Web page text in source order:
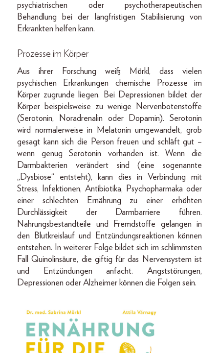
psychiatrischen oder psychotherapeutischen
Behandlung bei der langfristigen Stabilisierung von
Erkrankten helfen kann.
Prozesse im Körper
Aus ihrer Forschung weiß Mörkl, dass vielen
psychischen Erkrankungen chemische Prozesse im
Körper zugrunde liegen. Bei Depressionen bildet der
Körper beispielsweise zu wenige Nervenbotenstoffe
(Serotonin, Noradrenalin oder Dopamin). Serotonin
wird normalerweise in Melatonin umgewandelt, grob
gesagt kann sich die Person freuen und schläft gut –
wenn genug Serotonin vorhanden ist. Wenn die
Darmbakterien verändert sind (eine sogenannte
„Dysbiose“ entsteht), kann dies in Verbindung mit
Stress, Infektionen, Antibiotika, Psychopharmaka oder
einer schlechten Ernährung zu einer erhöhten
Durchlässigkeit der Darmbarriere führen.
Nahrungsbestandteile und Fremdstoffe gelangen in
den Blutkreislauf und Entzündungsreaktionen können
entstehen. In weiterer Folge bildet sich im schlimmsten
Fall Quinolinsäure, die giftig für das Nervensystem ist
und Entzündungen anfacht. Angststörungen,
Depressionen oder Alzheimer können die Folgen sein.